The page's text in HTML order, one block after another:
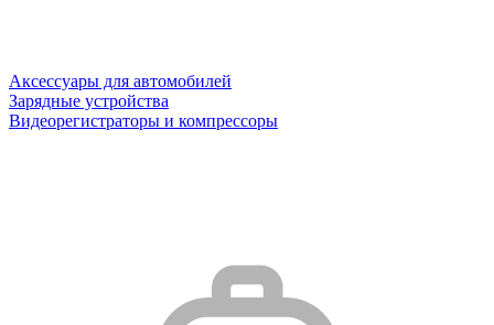
Аксессуары для автомобилей
Зарядные устройства
Видеорегистраторы и компрессоры